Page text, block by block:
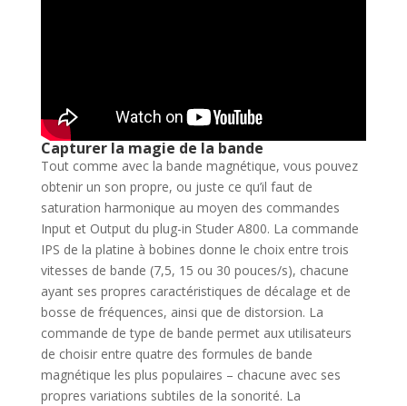
Capturer la magie de la bande
Tout comme avec la bande magnétique, vous pouvez
obtenir un son propre, ou juste ce qu’il faut de
saturation harmonique au moyen des commandes
Input et Output du plug-in Studer A800. La commande
IPS de la platine à bobines donne le choix entre trois
vitesses de bande (7,5, 15 ou 30 pouces/s), chacune
ayant ses propres caractéristiques de décalage et de
bosse de fréquences, ainsi que de distorsion. La
commande de type de bande permet aux utilisateurs
de choisir entre quatre des formules de bande
magnétique les plus populaires – chacune avec ses
propres variations subtiles de la sonorité. La